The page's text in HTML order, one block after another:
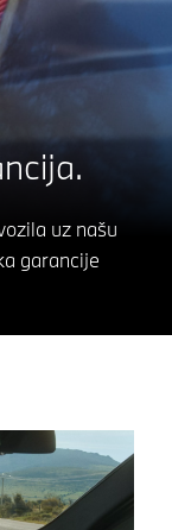
uz našu
garancije